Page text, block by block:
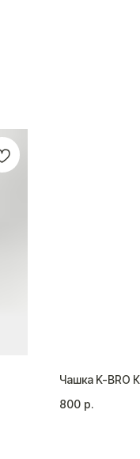
Чашка K-BRO
800 р.